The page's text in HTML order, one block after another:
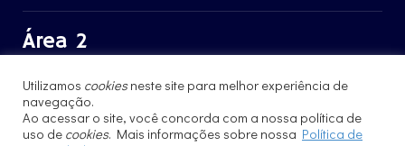
Área 2
Jardim Santa Angelina - CEP 13563-120
São Carlos - São Paulo - Brasil
Telefone: (16) 3373-8068 (Portaria prédio CFBio)
(16) 3364-8070 (Portaria prédio poloTErRA)
Utilizamos cookiesneste site para melhor experiência de
navegação.
Ao acessar o site, você concorda com a nossa política de
uso de cookies. Mais informações sobre nossa Política de